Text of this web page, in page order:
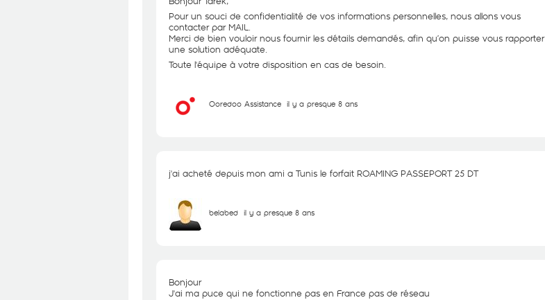
Pour un souci de confidentialité de vos informations personnelles, nous allons vous
contacter par MAIL.
Merci de bien vouloir nous fournir les détails demandés, afin qu’on puisse vous rapporter
une solution adéquate.
Toute l'équipe à votre disposition en cas de besoin.
Ooredoo Assistance il y a presque 8 ans
j'ai acheté depuis mon ami a Tunis le forfait ROAMING PASSEPORT 25 DT
belabed il y a presque 8 ans
Bonjour
J'ai ma puce qui ne fonctionne pas en France pas de réseau